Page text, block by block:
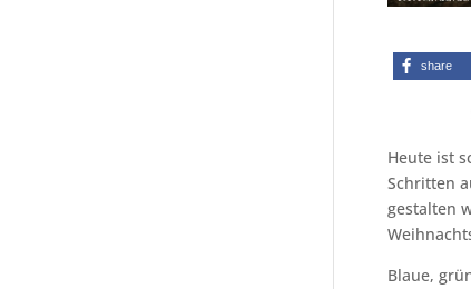
share
Heute ist
Schritten
gestalten
Blaue,